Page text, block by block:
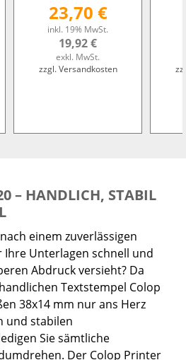
23,70 €
inkl. 19% MwSt.
19,92 €
exkl. MwSt.
zzgl. Versandkosten
– HANDLICH, STABIL
einem zuverlässigen
Unterlagen schnell und
Abdruck versieht? Da
Textstempel Colop
38x14 mm nur ans Herz
und stabilen
Sie sämtliche
Der Colop Printer